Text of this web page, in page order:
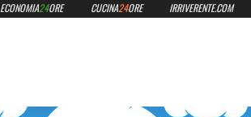
ECONOMIA24ORE CUCINA24ORE IRRIVERENTE.COM